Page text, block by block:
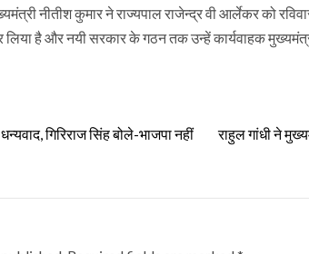
नीतीश कुमार ने राज्यपाल राजेन्द्र वी आर्लेकर को
लिया है और नयी सरकार के गठन तक उन्हें कार्यवाहक
गिरिराज सिंह बोले-भाजपा नहीं
राहुल गांधी ने